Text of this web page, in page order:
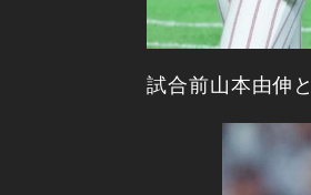
試合前山本由伸